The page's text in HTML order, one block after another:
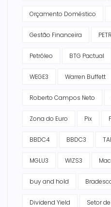
Orçamento Doméstico
Gestão Financeira
Petróleo BTG Pactual
WEGE3 Warren Buffett
Roberto Campos Neto
Zona do Euro Pix
BBDC4 BBDC3
MGLU3 WIZS3
buy and hold
Dividend Yield Setor